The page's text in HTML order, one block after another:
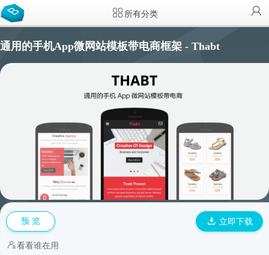
所有分类
通用的手机App微网站模板带电商框架 - Thabt
预 览 立即下载
看看谁在用